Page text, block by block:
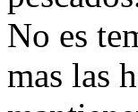
No es
mas las